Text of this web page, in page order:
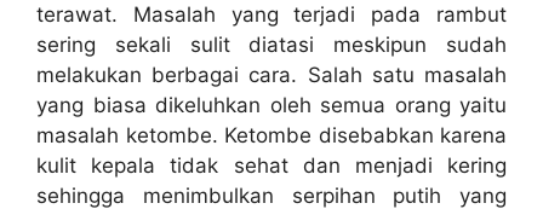
terawat. Masalah yang terjadi pada rambut
sering sekali sulit diatasi meskipun sudah
melakukan berbagai cara. Salah satu masalah
yang biasa dikeluhkan oleh semua orang yaitu
masalah ketombe. Ketombe disebabkan karena
kulit kepala tidak sehat dan menjadi kering
sehingga menimbulkan serpihan putih yang